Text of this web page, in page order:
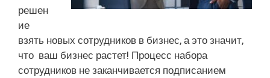
решен
ие
взять новых сотрудников в бизнес, а это значит,
что ваш бизнес растет! Процесс набора
сотрудников не заканчивается подписанием